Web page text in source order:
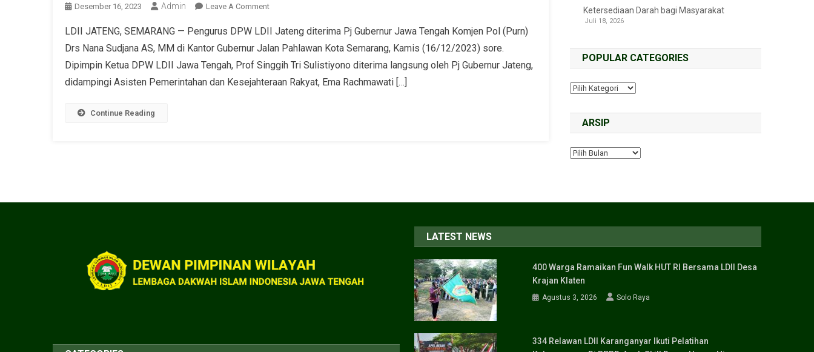
Desember 16, 2023 Admin Leave A Comment
LDII JATENG, SEMARANG — Pengurus DPW LDII Jateng diterima Pj Gubernur Jawa Tengah Komjen Pol (Purn)
Drs Nana Sudjana AS, MM di Kantor Gubernur Jalan Pahlawan Kota Semarang, Kamis (16/12/2023) sore.
Dipimpin Ketua DPW LDII Jawa Tengah, Prof Singgih Tri Sulistiyono diterima langsung oleh Pj Gubernur Jateng,
didampingi Asisten Pemerintahan dan Kesejahteraan Rakyat, Ema Rachmawati […]
Continue Reading
Ketersediaan Darah bagi Masyarakat
Juli 18, 2026
POPULAR CATEGORIES
ARSIP
LATEST NEWS
400 Warga Ramaikan Fun Walk HUT RI Bersama LDII Desa
Krajan Klaten
Agustus 3, 2026 Solo Raya
334 Relawan LDII Karanganyar Ikuti Pelatihan